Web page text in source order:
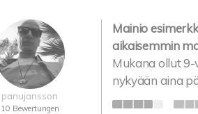
panujansson
10 Bewertungen
Mainio
aikaisemmin
Mukana ollut
nykyään aina